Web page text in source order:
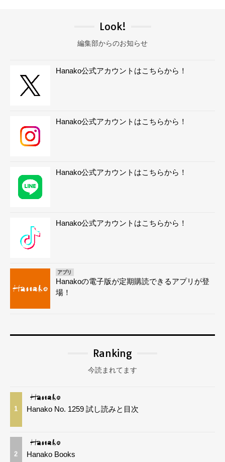
Look!
編集部からのお知らせ
Hanako公式アカウントはこちらから！
Hanako公式アカウントはこちらから！
Hanako公式アカウントはこちらから！
Hanako公式アカウントはこちらから！
アプリ
Hanakoの電子版が定期購読できるアプリが登
場！
Ranking
今読まれてます
1 Hanako No. 1259 試し読みと目次
2 Hanako Books